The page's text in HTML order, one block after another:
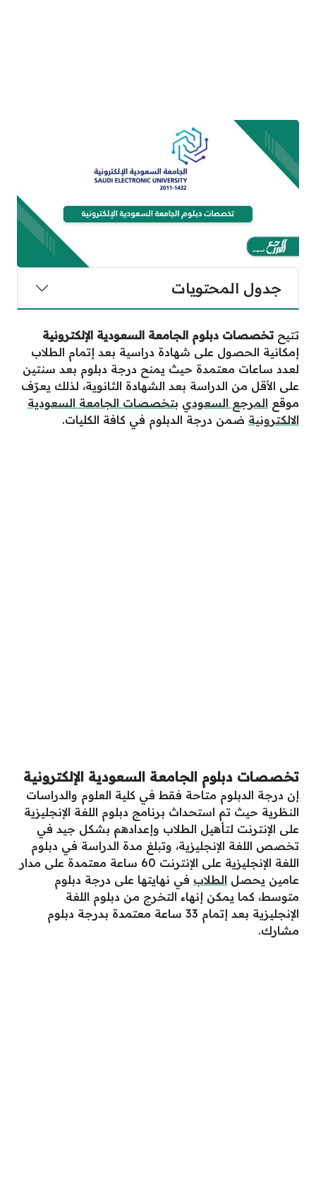
جدول المحتويات
تتيحتخصصات دبلوم الجامعة السعودية الإلكترونية
إمكانية الحصول على شهادة دراسية بعد إتمام الطلاب
لعدد ساعات معتمدة حيث يمنح درجة دبلوم بعد سنتين
على الأقل من الدراسة بعد الشهادة الثانوية، لذلك يعرّف
موقع المرجع السعودي بتخصصات الجامعة السعودية
الالكترونية ضمن درجة الدبلوم في كافة الكليات.
تخصصات دبلوم الجامعة السعودية الإلكترونية
إن درجة الدبلوم متاحة فقط في كلية العلوم والدراسات
النظرية حيث تم استحداث برنامج دبلوم اللغة الإنجليزية
على الإنترنت لتأهيل الطلاب وإعدادهم بشكل جيد في
تخصص اللغة الإنجليزية، وتبلغ مدة الدراسة في دبلوم
اللغة الإنجليزية على الإنترنت 60 ساعة معتمدة على مدار
عامين يحصل الطلاب في نهايتها على درجة دبلوم
متوسط، كما يمكن إنهاء التخرج من دبلوم اللغة
الإنجليزية بعد إتمام 33 ساعة معتمدة بدرجة دبلوم
مشارك.